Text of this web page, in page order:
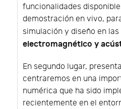
funcionalidades
demostración en vivo,
simulación y diseño en las
electromagnético y
En segundo lugar,
centraremos en una
numérica que ha sido
recientemente en el